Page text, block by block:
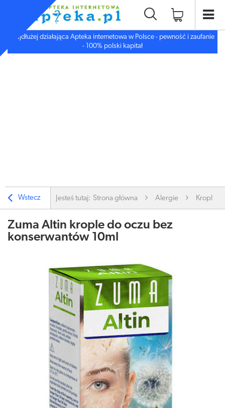
Najdłużej działająca Apteka internetowa w Polsce - pewność i zaufanie
- 100% polski kapitał
Wstecz Jesteś tutaj: Strona główna Alergie Krople
Zuma Altin krople do oczu bez
konserwantów 10ml